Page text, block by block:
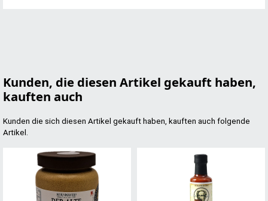
Kunden, die diesen Artikel gekauft haben,
kauften auch
Kunden die sich diesen Artikel gekauft haben, kauften auch folgende
Artikel.